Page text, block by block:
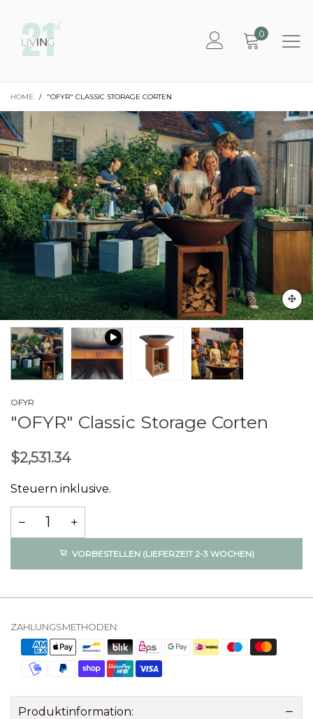
0
HOME / "OFYR" CLASSIC STORAGE CORTEN
OFYR
"OFYR" Classic Storage Corten
$2,531.34
Steuern inklusive.
VORBESTELLEN (LIEFERZEIT 2-3 WOCHEN)
ZAHLUNGSMETHODEN:
Produktinformation: